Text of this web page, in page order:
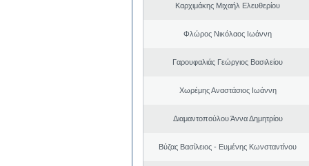
Καρχιμάκης Μιχαήλ Ελευθερίου
Φλώρος Νικόλαος Ιωάννη
Γαρουφαλιάς Γεώργιος Βασιλείου
Χωρέμης Αναστάσιος Ιωάννη
Διαμαντοπούλου Άννα Δημητρίου
Βύζας Βασίλειος - Ευμένης Κωνσταντίνου